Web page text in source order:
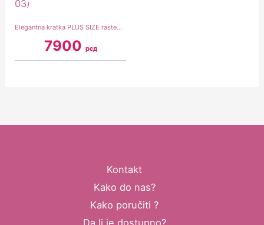
Elegantna kratka PLUS SIZE rastegljiva u struku, srebrna (model 03)
7900 рсд
Kontakt
Kako do nas?
Kako poručiti ?